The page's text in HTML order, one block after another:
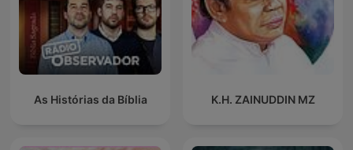
As Histórias da Bíblia K.H. ZAINUDDIN MZ